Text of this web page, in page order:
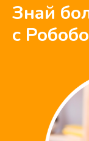
Знай
с